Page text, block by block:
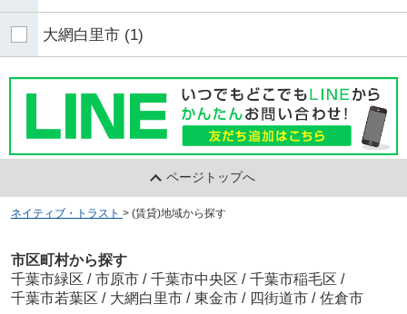
大網白里市 (1)
ページトップへ
ネイティブ・トラスト > (賃貸)地域から探す
市区町村から探す
千葉市緑区 / 市原市 / 千葉市中央区 / 千葉市稲毛区 /
千葉市若葉区 / 大網白里市 / 東金市 / 四街道市 / 佐倉市